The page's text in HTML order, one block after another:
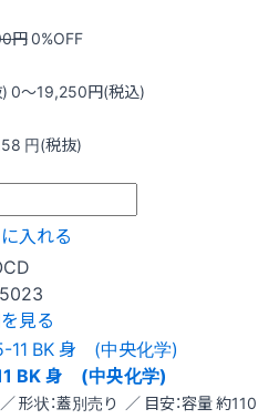
円0%OFF
0〜19,250円(税込)
円(税抜)
入れる
見る
BK 身 (中央化学)
状：蓋別売り ／ 目安：容量 約